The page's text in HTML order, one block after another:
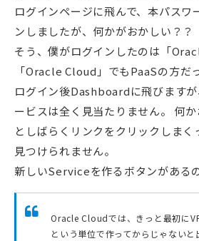
ログインページに飛んで、本パスワ
ンしましたが、何かがおかしい？？
そう、僕がログインしたのは「
「Oracle Cloud」でもPaaSの方だ
ログイン後Dashboardに飛びます
ービスは全く見当たりません。 何
としばらくリンクをクリックしまく
見つけられません。
新しいServiceを作るボタンがあるの
Oracle Cloudでは、きっと最初に
という単位で作ってからじゃない